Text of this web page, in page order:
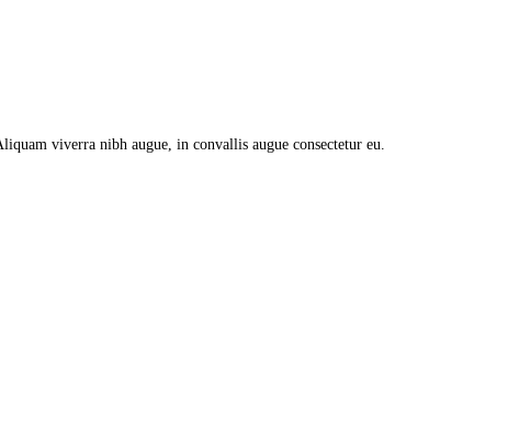
viverra nibh augue, in convallis augue consectetur eu.